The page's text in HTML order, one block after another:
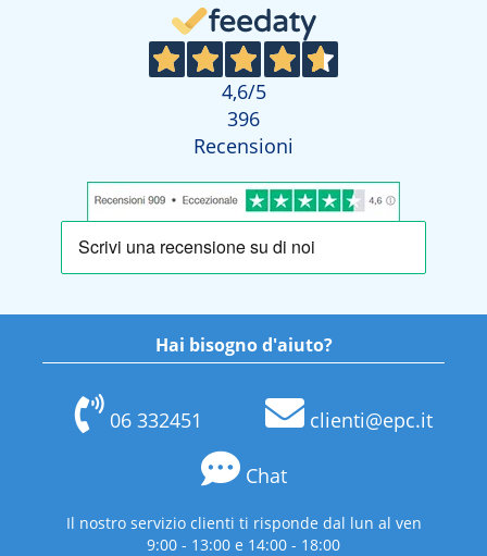
4,6/5
396
Recensioni
Hai bisogno d'aiuto?
06 332451 clienti@epc.it
Chat
Il nostro servizio clienti ti risponde dal lun al ven
9:00 - 13:00 e 14:00 - 18:00